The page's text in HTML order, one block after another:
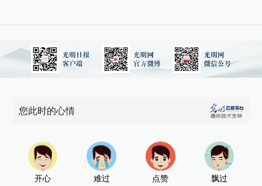
您此时的心情
开心 难过 点赞 飘过